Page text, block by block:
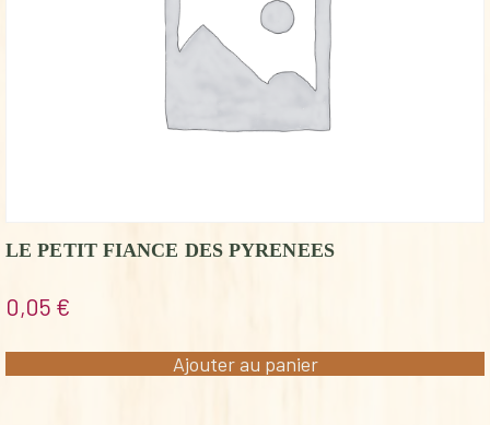
LE PETIT FIANCE DES PYRENEES
0,05 €
Ajouter au panier